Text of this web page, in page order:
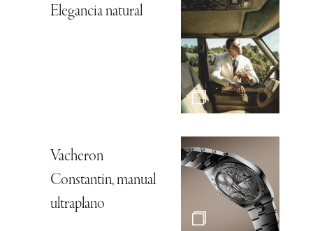
Elegancia natural
Vacheron
Constantin, manual
ultraplano